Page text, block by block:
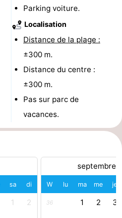
Parking voiture.
Localisation
Distance de la plage :
±300 m.
Distance du centre :
±300 m.
Pas sur parc de
vacances.
sa di
1 2
septembre
W lu ma me je
36 1 2 3